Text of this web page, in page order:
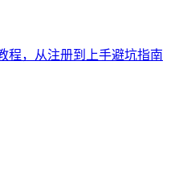
程，从注册到上手避坑指南